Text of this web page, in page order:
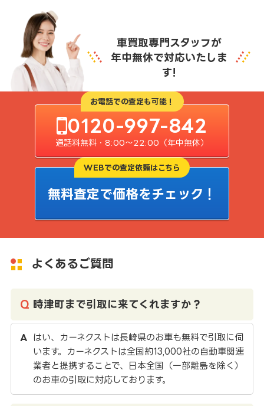
車買取専門スタッフが
年中無休で対応いたしま
す!
お電話での査定も可能！
0120-997-842
通話料無料・8:00〜22:00（年中無休）
WEBでの査定依頼はこちら
無料査定で価格をチェック！
よくあるご質問
時津町まで引取に来てくれますか？
はい、カーネクストは長崎県のお車も無料で引取に伺
います。カーネクストは全国約13,000社の自動車関連
業者と提携することで、日本全国（一部離島を除く）
のお車の引取に対応しております。